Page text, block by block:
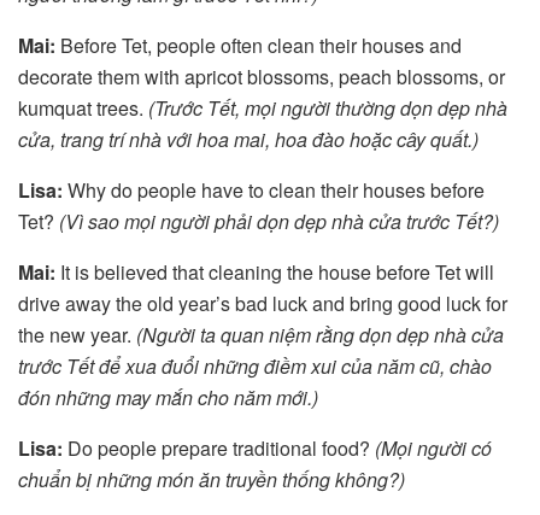
Mai: Before Tet, people often clean their houses and
decorate them with apricot blossoms, peach blossoms, or
kumquat trees. (Trước Tết, mọi người thường dọn dẹp nhà
cửa, trang trí nhà với hoa mai, hoa đào hoặc cây quất.)
Lisa: Why do people have to clean their houses before
Tet? (Vì sao mọi người phải dọn dẹp nhà cửa trước Tết?)
Mai: It is believed that cleaning the house before Tet will
drive away the old year’s bad luck and bring good luck for
the new year. (Người ta quan niệm rằng dọn dẹp nhà cửa
trước Tết để xua đuổi những điềm xui của năm cũ, chào
đón những may mắn cho năm mới.)
Lisa: Do people prepare traditional food? (Mọi người có
chuẩn bị những món ăn truyền thống không?)